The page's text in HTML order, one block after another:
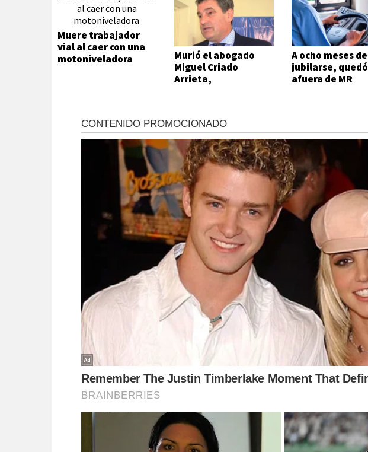
Muere trabajador
vial al caer con una
motoniveladora
Murió el abogado
Miguel Criado
Arrieta,
A ocho meses de
jubilarse, quedó
afuera de MR